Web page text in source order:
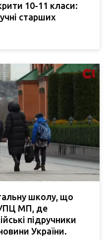
10-11 класи:
старших
школу, що
УПЦ МП, де
підручники
України.